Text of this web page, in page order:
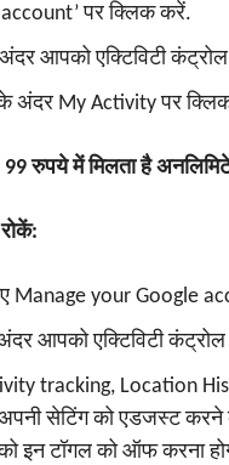
पर क्लिक करें.
आपको एक्टिविटी कंट्रोल
अंदर My Activity पर
रुपये में मिलता है
your Google
आपको एक्टिविटी कंट्रोल
tracking, Location
सेटिंग को एडजस्ट
इन टॉगल को ऑफ करना